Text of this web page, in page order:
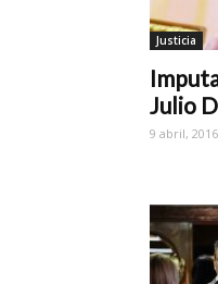
Justicia
Julio
9 abril, 2016